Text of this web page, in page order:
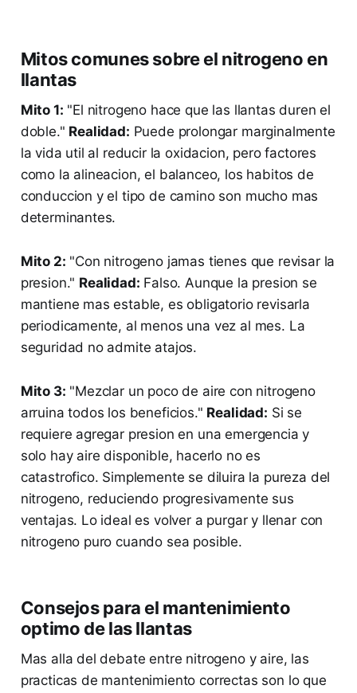
Mitos comunes sobre el nitrogeno en
llantas
Mito 1: "El nitrogeno hace que las llantas duren el
doble." Realidad: Puede prolongar marginalmente
la vida util al reducir la oxidacion, pero factores
como la alineacion, el balanceo, los habitos de
conduccion y el tipo de camino son mucho mas
determinantes.
Mito 2: "Con nitrogeno jamas tienes que revisar la
presion." Realidad: Falso. Aunque la presion se
mantiene mas estable, es obligatorio revisarla
periodicamente, al menos una vez al mes. La
seguridad no admite atajos.
Mito 3: "Mezclar un poco de aire con nitrogeno
arruina todos los beneficios." Realidad: Si se
requiere agregar presion en una emergencia y
solo hay aire disponible, hacerlo no es
catastrofico. Simplemente se diluira la pureza del
nitrogeno, reduciendo progresivamente sus
ventajas. Lo ideal es volver a purgar y llenar con
nitrogeno puro cuando sea posible.
Consejos para el mantenimiento
optimo de las llantas
Mas alla del debate entre nitrogeno y aire, las
practicas de mantenimiento correctas son lo que